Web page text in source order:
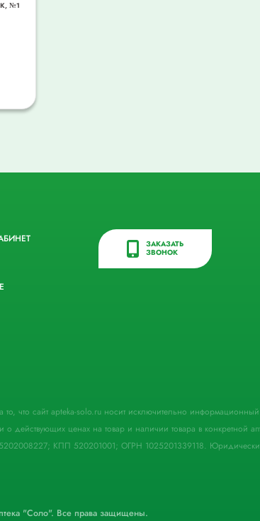
№1
ЗАКАЗАТЬ
ЗВОНОК
что сайт apteka-solo.ru носит исключительно
ценах на товар и наличии товара в конкретной
КПП 520201001; ОГРН 1025201339118.
"Соло". Все права защищены.